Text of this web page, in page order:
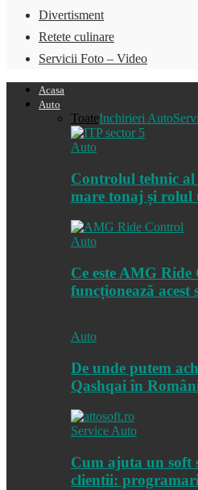
Divertisment
Retete culinare
Servicii Foto – Video
Acasa
Auto
ToateInchirieri Auto
Auto
Controlul tehnic
mare tonaj și
Auto
Ce este AMG
funcționează acest
Auto
De unde putem
Qashqai în
Service Auto
Cum ajuta un soft
clientii: